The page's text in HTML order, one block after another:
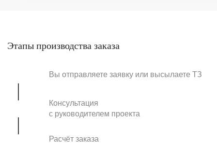
Этапы производства заказа
Вы отправляете заявку или высылаете ТЗ
Консультация
с руководителем проекта
Расчёт заказа